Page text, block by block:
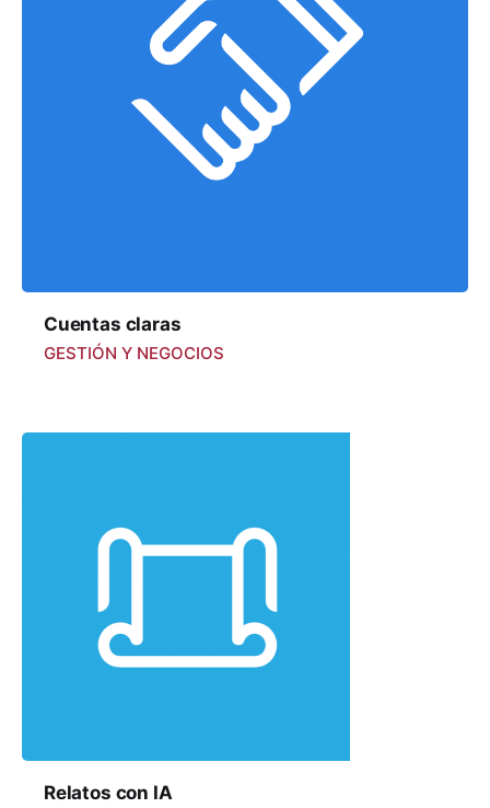
Cuentas claras
GESTIÓN Y NEGOCIOS
Relatos con IA